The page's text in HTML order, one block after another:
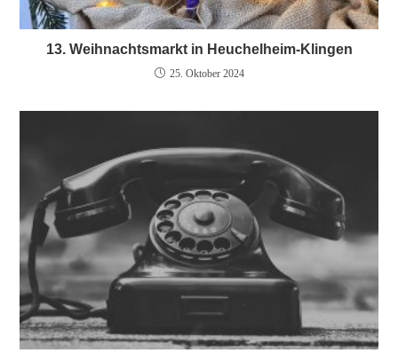
13. Weihnachtsmarkt in Heuchelheim-Klingen
25. Oktober 2024